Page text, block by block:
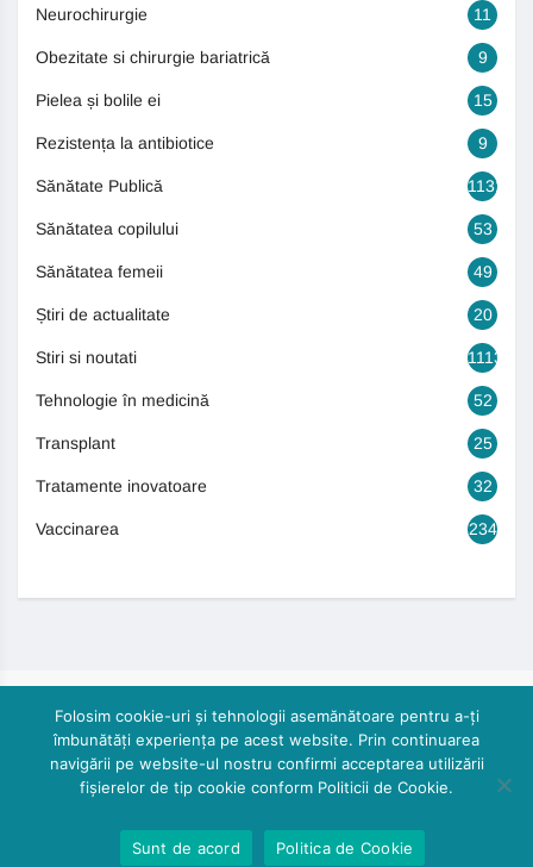
Neurochirurgie 11
Obezitate si chirurgie bariatrică 9
Pielea și bolile ei 15
Rezistența la antibiotice 9
Sănătate Publică 1131
Sănătatea copilului 53
Sănătatea femeii 49
Știri de actualitate 20
Stiri si noutati 1113
Tehnologie în medicină 52
Transplant 25
Tratamente inovatoare 32
Vaccinarea 234
© 2024, Cautasanatate.ro by DoctorPR. All rights reserved
Folosim cookie-uri și tehnologii asemănătoare pentru a-ți
îmbunătăți experiența pe acest website. Prin continuarea
navigării pe website-ul nostru confirmi acceptarea utilizării
fișierelor de tip cookie conform Politicii de Cookie.
Sunt de acord Politica de Cookie